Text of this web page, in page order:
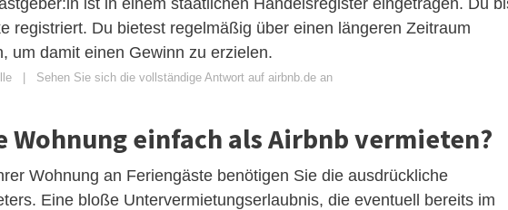
registriert. Du bietest regelmäßig über einen längeren Zeitraum
um damit einen Gewinn zu erzielen.
| Sehen Sie sich die vollständige Antwort auf airbnb.de an
Wohnung einfach als Airbnb vermieten?
Wohnung an Feriengäste benötigen Sie die ausdrückliche
Eine bloße Untervermietungserlaubnis, die eventuell bereits im